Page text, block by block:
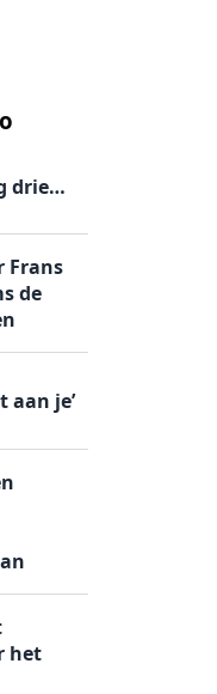
drie…
Frans
de
aan je’
het